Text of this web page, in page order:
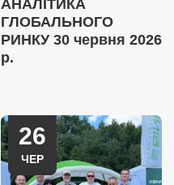
АНАЛІТИКА
ГЛОБАЛЬНОГО
РИНКУ 30 червня 2026
р.
26
ЧЕР